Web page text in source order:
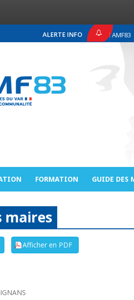
ALERTE INFO
COMMUNIQUÉ DE PRESSE AMF83
FORMATION GUIDE DES
maires